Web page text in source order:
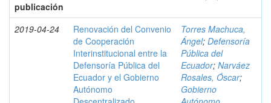
publicación
2019-04-24
Renovación del Convenio
de Cooperación
Interinstitucional entre la
Defensoría Pública del
Ecuador y el Gobierno
Autónomo
Torres Machuca,
Ángel; Defensoría
Pública del
Ecuador; Narváez
Rosales, Óscar;
Gobierno